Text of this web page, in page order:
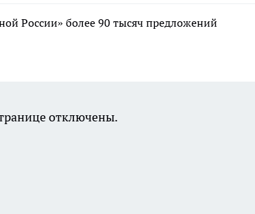
России» более 90 тысяч предложений
отключены.